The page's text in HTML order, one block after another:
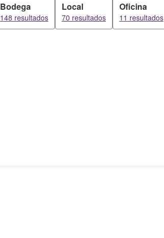
Bodega
148 resultados
Local
70 resultados
Oficina
11 resultados